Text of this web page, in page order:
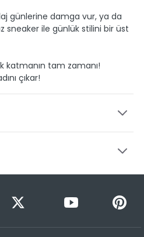
günlerine damga vur, ya da
sneaker ile günlük stilini bir üst
katmanın tam zamanı!
çıkar!
olduğumuz PTT,
teslim edilir.
yapabilirim?
Miktarı
Taksitli Tutar
Toplam
TL